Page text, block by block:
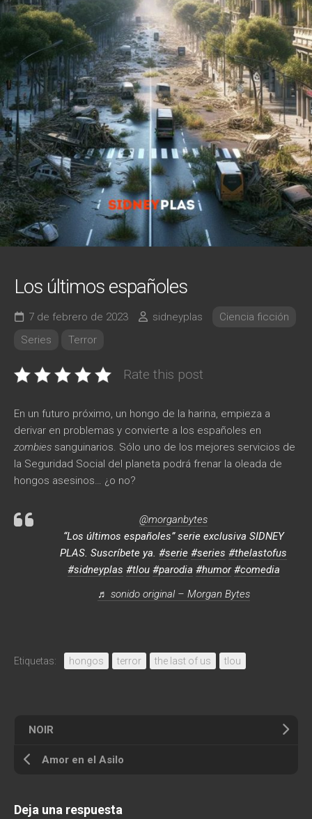
Los últimos españoles
7 de febrero de 2023 sidneyplas
Ciencia ficción
Series
Terror
Rate this post
En un futuro próximo, un hongo de la harina, empieza a
derivar en problemas y convierte a los españoles en
zombies sanguinarios. Sólo uno de los mejores servicios de
la Seguridad Social del planeta podrá frenar la oleada de
hongos asesinos… ¿o no?
@morganbytes
“Los últimos españoles” serie exclusiva SIDNEY
PLAS. Suscríbete ya. #serie #series #thelastofus
#sidneyplas #tlou #parodia #humor #comedia
♬ sonido original – Morgan Bytes
Etiquetas: hongos terror the last of us tlou
NOIR
Amor en el Asilo
Deja una respuesta